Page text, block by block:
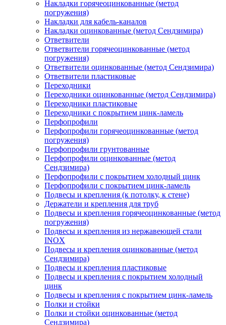
Накладки горячеоцинкованные (метод
погружения)
Накладки для кабель-каналов
Накладки оцинкованные (метод Сендзимира)
Ответвители
Ответвители горячеоцинкованные (метод
погружения)
Ответвители оцинкованные (метод Сендзимира)
Ответвители пластиковые
Переходники
Переходники оцинкованные (метод Сендзимира)
Переходники пластиковые
Переходники с покрытием цинк-ламель
Перфопрофили
Перфопрофили горячеоцинкованные (метод
погружения)
Перфопрофили грунтованные
Перфопрофили оцинкованные (метод
Сендзимира)
Перфопрофили с покрытием холодный цинк
Перфопрофили с покрытием цинк-ламель
Подвесы и крепления (к потолку, к стене)
Держатели и крепления для труб
Подвесы и крепления горячеоцинкованные (метод
погружения)
Подвесы и крепления из нержавеющей стали
INOX
Подвесы и крепления оцинкованные (метод
Сендзимира)
Подвесы и крепления пластиковые
Подвесы и крепления с покрытием холодный
цинк
Подвесы и крепления с покрытием цинк-ламель
Полки и стойки
Полки и стойки оцинкованные (метод
Сендзимира)